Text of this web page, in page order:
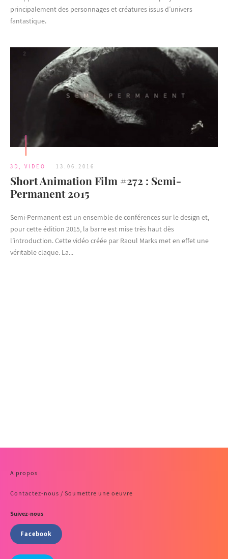
principalement des personnages et créatures issus d’univers
fantastique.
3D , VIDEO 13.06.2016
Short Animation Film #272 : Semi-
Permanent 2015
Semi-Permanent est un ensemble de conférences sur le design et,
pour cette édition 2015, la barre est mise très haut dès
l’introduction. Cette vidéo créée par Raoul Marks met en effet une
véritable claque. La...
A propos
Contactez-nous / Soumettre une oeuvre
Suivez-nous
Facebook